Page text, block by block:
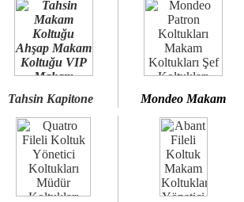
Tahsin Kapitone Mondeo Makam